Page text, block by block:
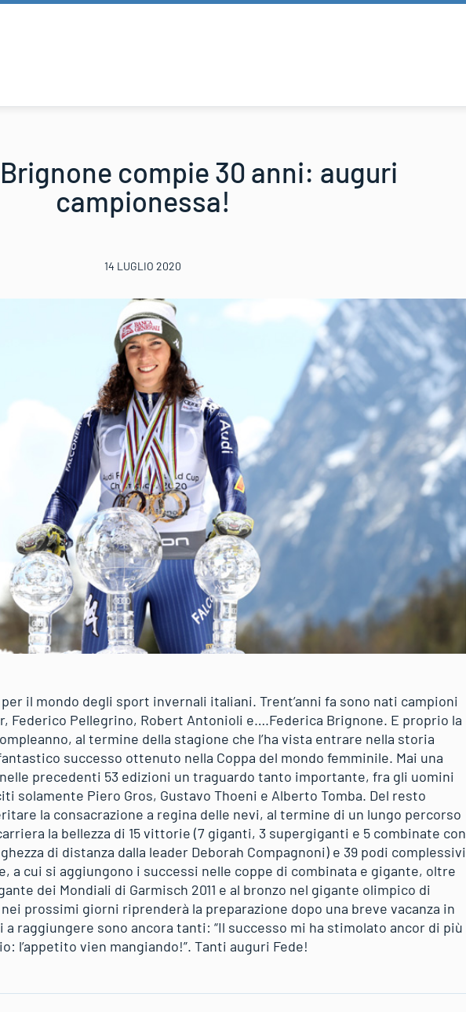
compie 30 anni: auguri
campionessa!
14 LUGLIO 2020
per il mondo degli sport invernali italiani. Trent’anni fa sono nati campioni
Federico Pellegrino, Robert Antonioli e….Federica Brignone. E proprio la
al termine della stagione che l’ha vista entrare nella storia
successo ottenuto nella Coppa del mondo femminile. Mai una
precedenti 53 edizioni un traguardo tanto importante, fra gli uomini
solamente Piero Gros, Gustavo Thoeni e Alberto Tomba. Del resto
la consacrazione a regina delle nevi, al termine di un lungo percorso
la bellezza di 15 vittorie (7 giganti, 3 supergiganti e 5 combinate con
di distanza dalla leader Deborah Compagnoni) e 39 podi complessivi
a cui si aggiungono i successi nelle coppe di combinata e gigante, oltre
dei Mondiali di Garmisch 2011 e al bronzo nel gigante olimpico di
nei prossimi giorni riprenderà la preparazione dopo una breve vacanza in
raggiungere sono ancora tanti: “Il successo mi ha stimolato ancor di più
l’appetito vien mangiando!”. Tanti auguri Fede!